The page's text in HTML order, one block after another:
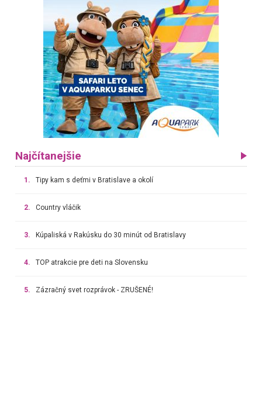
Najčítanejšie
1. Tipy kam s deťmi v Bratislave a okolí
2. Country vláčik
3. Kúpaliská v Rakúsku do 30 minút od Bratislavy
4. TOP atrakcie pre deti na Slovensku
5. Zázračný svet rozprávok - ZRUŠENÉ!